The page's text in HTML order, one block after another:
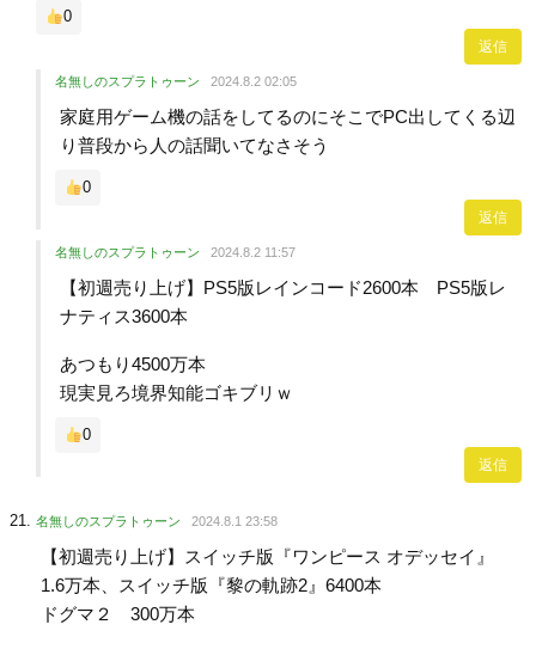
0
返信
名無しのスプラトゥーン 2024.8.2 02:05
家庭用ゲーム機の話をしてるのにそこでPC出してくる辺
り普段から人の話聞いてなさそう
0
返信
名無しのスプラトゥーン 2024.8.2 11:57
【初週売り上げ】PS5版レインコード2600本 PS5版レ
ナティス3600本
あつもり4500万本
現実見ろ境界知能ゴキブリｗ
0
返信
名無しのスプラトゥーン 2024.8.1 23:58
【初週売り上げ】スイッチ版『ワンピース オデッセイ』
1.6万本、スイッチ版『黎の軌跡2』6400本
ドグマ２ 300万本